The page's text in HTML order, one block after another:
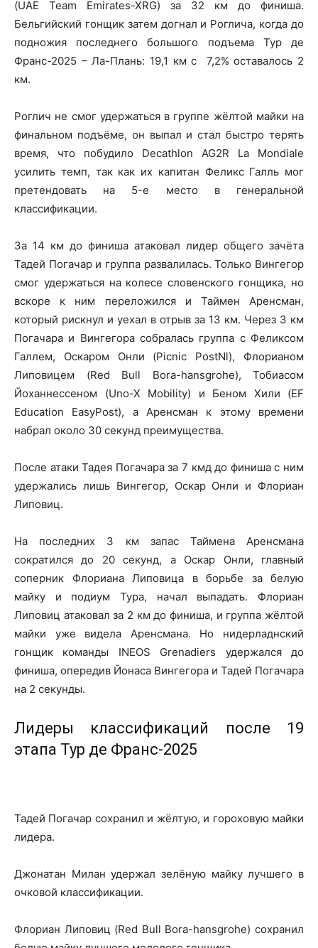
(UAE Team Emirates-XRG) за 32 км до финиша.
Бельгийский гонщик затем догнал и Роглича, когда до
подножия последнего большого подъема Тур де
Франс-2025 – Ла-Плань: 19,1 км с 7,2% оставалось 2
км.
Роглич не смог удержаться в группе жёлтой майки на
финальном подъёме, он выпал и стал быстро терять
время, что побудило Decathlon AG2R La Mondiale
усилить темп, так как их капитан Феликс Галль мог
претендовать на 5-е место в генеральной
классификации.
За 14 км до финиша атаковал лидер общего зачёта
Тадей Погачар и группа развалилась. Только Вингегор
смог удержаться на колесе словенского гонщика, но
вскоре к ним переложился и Таймен Аренсман,
который рискнул и уехал в отрыв за 13 км. Через 3 км
Погачара и Вингегора собралась группа с Феликсом
Галлем, Оскаром Онли (Picnic PostNl), Флорианом
Липовицем (Red Bull Bora-hansgrohe), Тобиасом
Йоханнессеном (Uno-X Mobility) и Беном Хили (EF
Education EasyPost), а Аренсман к этому времени
набрал около 30 секунд преимущества.
После атаки Тадея Погачара за 7 кмд до финиша с ним
удержались лишь Вингегор, Оскар Онли и Флориан
Липовиц.
На последних 3 км запас Таймена Аренсмана
сократился до 20 секунд, а Оскар Онли, главный
соперник Флориана Липовица в борьбе за белую
майку и подиум Тура, начал выпадать. Флориан
Липовиц атаковал за 2 км до финиша, и группа жёлтой
майки уже видела Аренсмана. Но нидерладнский
гонщик команды INEOS Grenadiers удержался до
финиша, опередив Йонаса Вингегора и Тадей Погачара
на 2 секунды.
Лидеры классификаций после 19
этапа Тур де Франс-2025
Тадей Погачар сохранил и жёлтую, и гороховую майки
лидера.
Джонатан Милан удержал зелёную майку лучшего в
очковой классификации.
Флориан Липовиц (Red Bull Bora-hansgrohe) сохранил